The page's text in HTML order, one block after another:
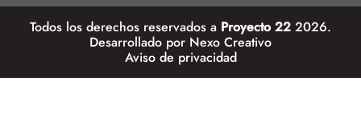
Todos los derechos reservados a Proyecto 22 2026.
Desarrollado por Nexo Creativo
Aviso de privacidad